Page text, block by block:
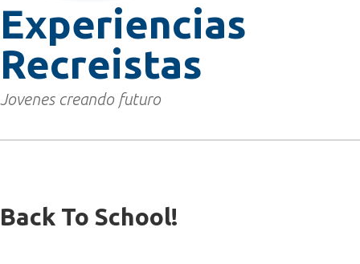
Experiencias
Recreistas
Jovenes creando futuro
Back To School!